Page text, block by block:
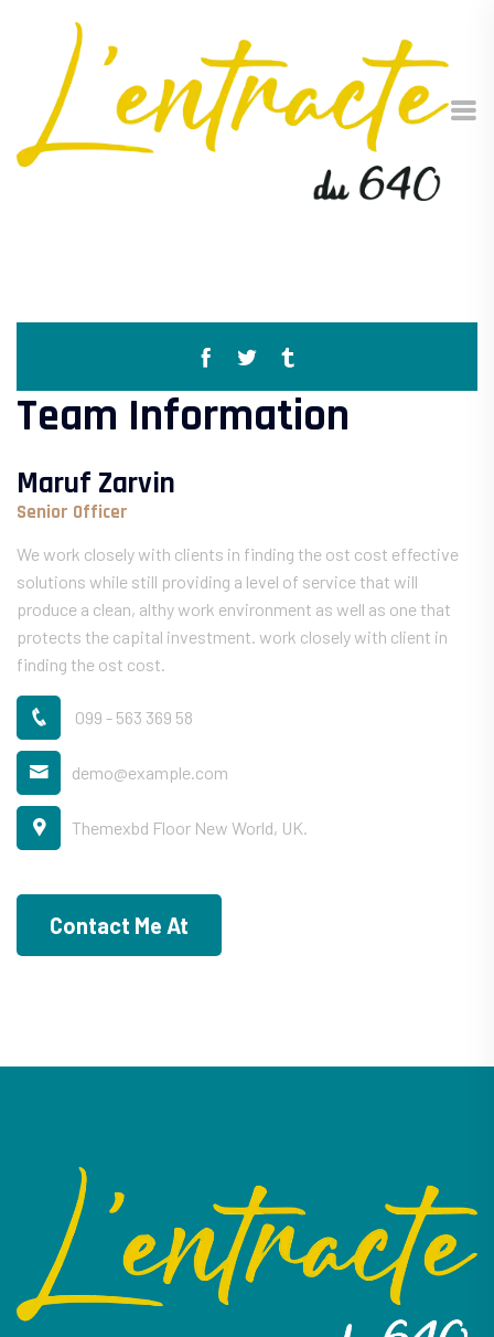
Team Information
Maruf Zarvin
Senior Officer
We work closely with clients in finding the ost cost effective
solutions while still providing a level of service that will
produce a clean, althy work environment as well as one that
protects the capital investment. work closely with client in
finding the ost cost.
099 - 563 369 58
demo@example.com
Themexbd Floor New World, UK.
Contact Me At